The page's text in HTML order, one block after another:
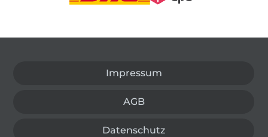
Impressum
AGB
Datenschutz